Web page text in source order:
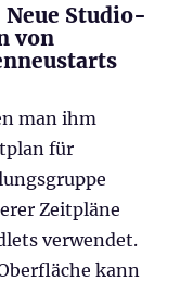
Studio-
von
man ihm
für
Zeitpläne
verwendet.
kann